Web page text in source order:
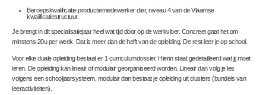
Beroepskwalificatie productiemedewerker dier, niveau 4 van de Vlaamse
kwalificatiestructuur.
Je brengt in dit specialisatiejaar heel wat tijd door op de werkvloer. Concreet gaat het om
minstens 20u per week. Dat is meer dan de helft van de opleiding. De rest leer je op school.
Voor elke duale opleiding bestaat er 1 curriculumdossier. Hierin staat gedetailleerd wat jij moet
leren. De opleiding kan lineair of modulair georganiseerd worden. Lineair dan volg je les
volgens een schooljaarsysteem, modulair dan bestaat je opleiding uit clusters (bundels van
leeractiviteiten).